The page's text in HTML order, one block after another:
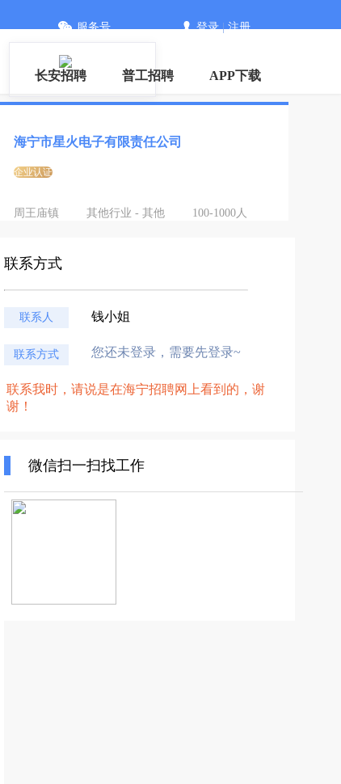
服务号 登录|注册
长安招聘 普工招聘 APP下载
海宁市星火电子有限责任公司
企业认证
周王庙镇 其他行业 - 其他 100-1000人
联系方式
联系人 钱小姐
联系方式 您还未登录，需要先登录~
联系我时，请说是在海宁招聘网上看到的，谢
谢！
微信扫一扫找工作